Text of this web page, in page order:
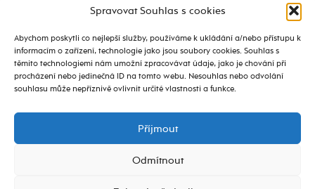
Spravovat Souhlas s cookies
Abychom poskytli co nejlepší služby, používáme k ukládání a/nebo přístupu k
informacím o zařízení, technologie jako jsou soubory cookies. Souhlas s
těmito technologiemi nám umožní zpracovávat údaje, jako je chování při
procházení nebo jedinečná ID na tomto webu. Nesouhlas nebo odvolání
souhlasu může nepříznivě ovlivnit určité vlastnosti a funkce.
Příjmout
Odmítnout
Tady to taky žije
alive.osu.cz- ISSN 2695-0022
design od